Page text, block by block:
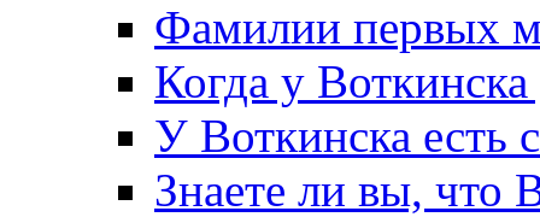
Фамилии первых
Когда у
У Воткинска есть
Знаете ли вы, что